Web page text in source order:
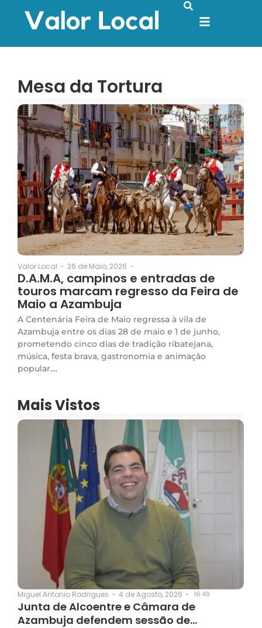
Mesa da Tortura
Valor Local - 26 de Maio, 2026 -
D.A.M.A, campinos e entradas de
touros marcam regresso da Feira de
Maio a Azambuja
A Centenária Feira de Maio regressa à vila de
Azambuja entre os dias 28 de maio e 1 de junho,
prometendo cinco dias de tradição ribatejana,
música, festa brava, gastronomia e animação
popular....
Mais Vistos
Miguel Antonio Rodrigues - 4 de Agosto, 2026 - 16:49
Junta de Alcoentre e Câmara de
Azambuja defendem sessão de…